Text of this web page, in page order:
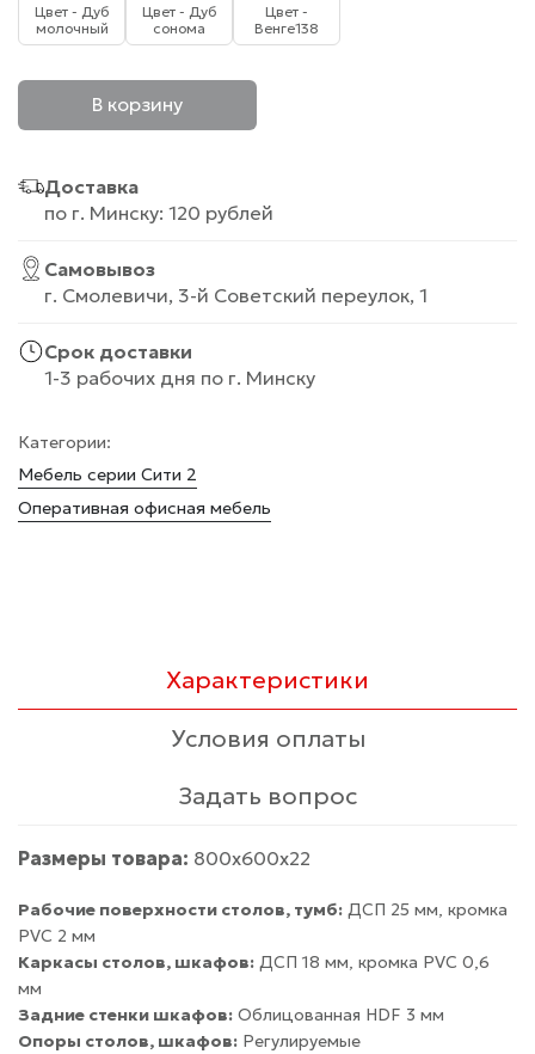
Цвет - Дуб
молочный
Цвет - Дуб
сонома
Цвет -
Венге138
В корзину
Доставка
по г. Минску: 120 рублей
Самовывоз
г. Смолевичи, 3-й Советский переулок, 1
Срок доставки
1-3 рабочих дня по г. Минску
Категории:
Мебель серии Сити 2
Оперативная офисная мебель
Характеристики
Условия оплаты
Задать вопрос
Размеры товара: 800х600x22
Рабочие поверхности столов, тумб: ДСП 25 мм, кромка
PVC 2 мм
Каркасы столов, шкафов: ДСП 18 мм, кромка PVC 0,6
мм
Задние стенки шкафов: Облицованная HDF 3 мм
Опоры столов, шкафов: Регулируемые